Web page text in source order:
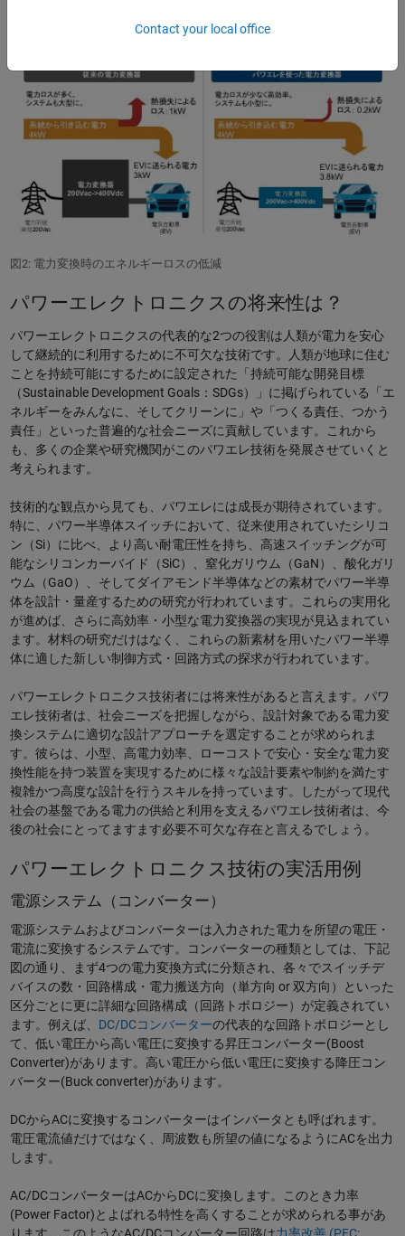
図2: 電力変換時のエネルギーロスの低減
パワーエレクトロニクスの将来性は？
パワーエレクトロニクスの代表的な2つの役割は人類が電力を安心
して継続的に利用するために不可欠な技術です。人類が地球に住む
ことを持続可能にするために設定された「持続可能な開発目標
（Sustainable Development Goals：SDGs）」に掲げられている「エ
ネルギーをみんなに、そしてクリーンに」や「つくる責任、つかう
責任」といった普遍的な社会ニーズに貢献しています。これから
も、多くの企業や研究機関がこのパワエレ技術を発展させていくと
考えられます。
技術的な観点から見ても、パワエレには成長が期待されています。
特に、パワー半導体スイッチにおいて、従来使用されていたシリコ
ン（Si）に比べ、より高い耐電圧性を持ち、高速スイッチングが可
能なシリコンカーバイド（SiC）、窒化ガリウム（GaN）、酸化ガリ
ウム（GaO）、そしてダイアモンド半導体などの素材でパワー半導
体を設計・量産するための研究が行われています。これらの実用化
が進めば、さらに高効率・小型な電力変換器の実現が見込まれてい
ます。材料の研究だけはなく、これらの新素材を用いたパワー半導
体に適した新しい制御方式・回路方式の探求が行われています。
パワーエレクトロニクス技術者には将来性があると言えます。パワ
エレ技術者は、社会ニーズを把握しながら、設計対象である電力変
換システムに適切な設計アプローチを選定することが求められま
す。彼らは、小型、高電力効率、ローコストで安心・安全な電力変
換性能を持つ装置を実現するために様々な設計要素や制約を満たす
複雑かつ高度な設計を行うスキルを持っています。したがって現代
社会の基盤である電力の供給と利用を支えるパワエレ技術者は、今
後の社会にとってますます必要不可欠な存在と言えるでしょう。
パワーエレクトロニクス技術の実活用例
電源システム（コンバーター）
電源システムおよびコンバーターは入力された電力を所望の電圧・
電流に変換するシステムです。コンバーターの種類としては、下記
図の通り、まず4つの電力変換方式に分類され、各々でスイッチデ
バイスの数・回路構成・電力搬送方向（単方向 or 双方向）といった
区分ごとに更に詳細な回路構成（回路トポロジー）が定義されてい
ます。例えば、 DC/DCコンバーターの代表的な回路トポロジーとし
て、低い電圧から高い電圧に変換する昇圧コンバーター(Boost
Converter)があります。高い電圧から低い電圧に変換する降圧コン
バーター(Buck converter)があります。
DCからACに変換するコンバーターはインバータとも呼ばれます。
電圧電流値だけではなく、周波数も所望の値になるようにACを出力
します。
AC/DCコンバーターはACからDCに変換します。このとき力率
(Power Factor)とよばれる特性を高くすることが求められる事があ
ります。このようなAC/DCコンバーター回路は力率改善 (PFC:
Contact your local office